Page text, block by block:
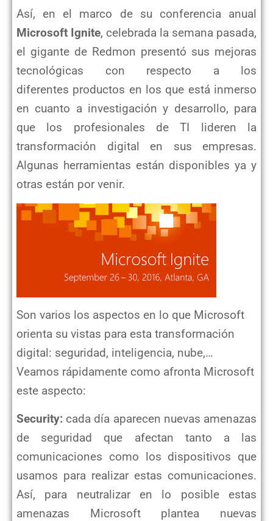
Así, en el marco de su conferencia anual
Microsoft Ignite, celebrada la semana pasada,
el gigante de Redmon presentó sus mejoras
tecnológicas con respecto a los
diferentes productos en los que está inmerso
en cuanto a investigación y desarrollo, para
que los profesionales de TI lideren la
transformación digital en sus empresas.
Algunas herramientas están disponibles ya y
otras están por venir.
Son varios los aspectos en lo que Microsoft
orienta su vistas para esta transformación
digital: seguridad, inteligencia, nube,…
Veamos rápidamente como afronta Microsoft
este aspecto:
Security: cada día aparecen nuevas amenazas
de seguridad que afectan tanto a las
comunicaciones como los dispositivos que
usamos para realizar estas comunicaciones.
Así, para neutralizar en lo posible estas
amenazas Microsoft plantea nuevas